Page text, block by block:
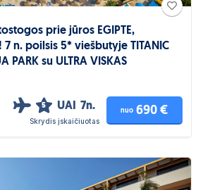
prie jūros EGIPTE,
n. poilsis 5* viešbutyje TITANIC
PARK su ULTRA VISKAS
5 UAI 7n.
Skrydis įskaičiuotas
nuo 690 €